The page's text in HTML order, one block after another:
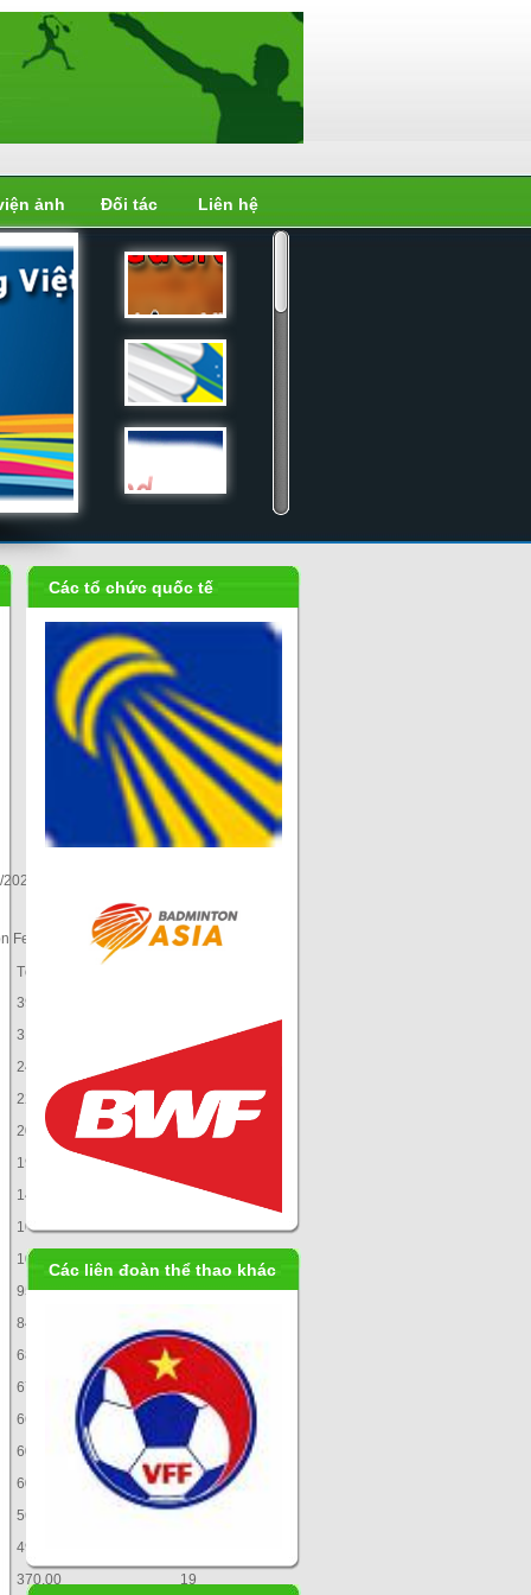
ảnh Đối tác Liên hệ
Liên đoàn
cầu...
cầu...
Liên đoàn
Liên đoàn
cầu...
Federation
Tổng điểm
3916,29
3177,84
2476,30
2291,21
2030,00
1950,00
1459,08
1046,55
8
1026,00
9
950,00
10
840,00
11
681,86
12
675,91
13
668,66
14
600,00
15
600,00
15
567,02
17
490,00
370,00
19
Các tổ chức quốc tế
Các liên đoàn thể thao khác